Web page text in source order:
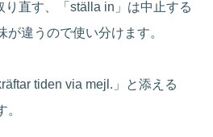
り直す、「ställa in」は中止する
が違うので使い分けます。
tiden via mejl.」と添える